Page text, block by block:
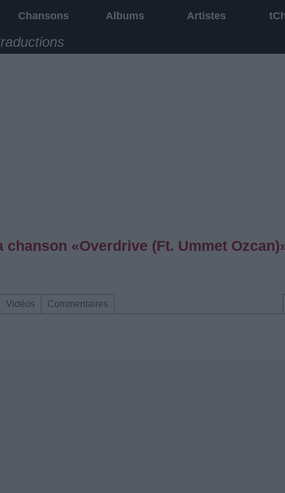
Chansons Albums Artistes
«Overdrive (Ft. Ummet
Vidéos Commentaires